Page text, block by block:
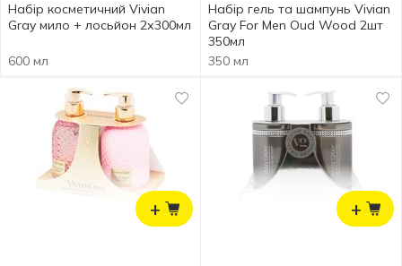
Набір косметичний Vivian
Gray мило + лосьйон 2х300мл
600 мл
Набір гель та шампунь Vivian
Gray For Men Oud Wood 2шт
350мл
350 мл
+ +